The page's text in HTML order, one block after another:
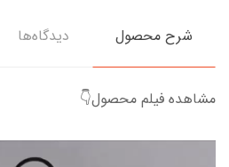
شرح محصول دیدگاه‌ها
مشاهده فیلم محصول👇